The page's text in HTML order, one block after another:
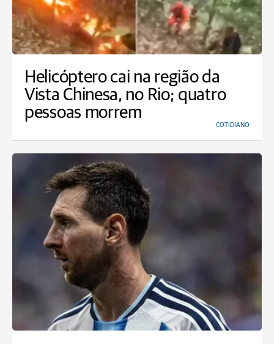
Helicóptero cai na região da
Vista Chinesa, no Rio; quatro
pessoas morrem
COTIDIANO